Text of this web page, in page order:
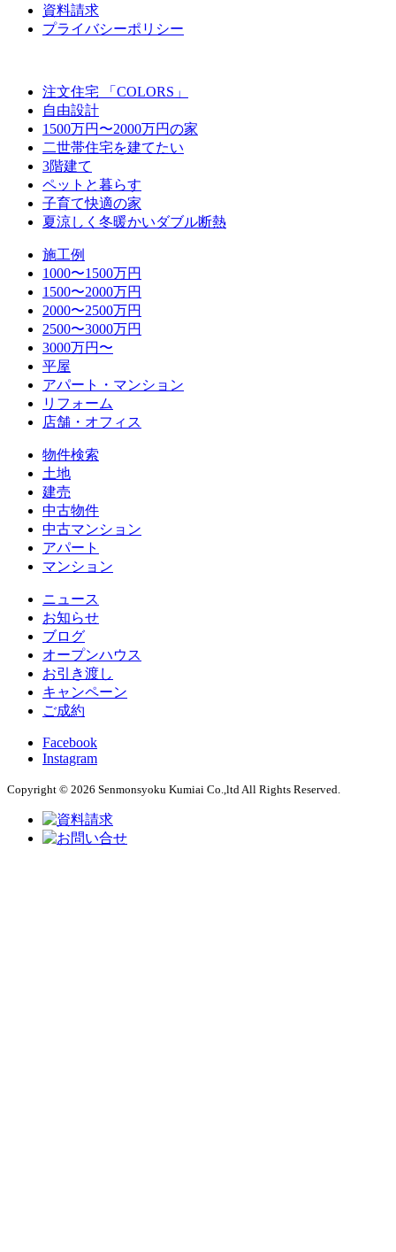
資料請求
プライバシーポリシー
注文住宅 「COLORS」
自由設計
1500万円〜2000万円の家
二世帯住宅を建てたい
3階建て
ペットと暮らす
子育て快適の家
夏涼しく冬暖かいダブル断熱
施工例
1000〜1500万円
1500〜2000万円
2000〜2500万円
2500〜3000万円
3000万円〜
平屋
アパート・マンション
リフォーム
店舗・オフィス
物件検索
土地
建売
中古物件
中古マンション
アパート
マンション
ニュース
お知らせ
ブログ
オープンハウス
お引き渡し
キャンペーン
ご成約
Facebook
Instagram
Copyright © 2026 Senmonsyoku Kumiai Co.,ltd All Rights Reserved.